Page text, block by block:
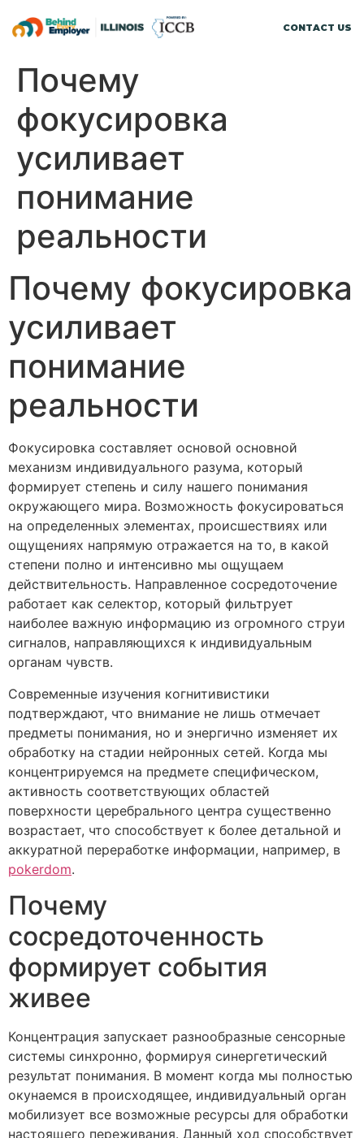
CONTACT US
Почему
фокусировка
усиливает
понимание
реальности
Почему фокусировка
усиливает
понимание
реальности
Фокусировка составляет основой основной
механизм индивидуального разума, который
формирует степень и силу нашего понимания
окружающего мира. Возможность фокусироваться
на определенных элементах, происшествиях или
ощущениях напрямую отражается на то, в какой
степени полно и интенсивно мы ощущаем
действительность. Направленное сосредоточение
работает как селектор, который фильтрует
наиболее важную информацию из огромного струи
сигналов, направляющихся к индивидуальным
органам чувств.
Современные изучения когнитивистики
подтверждают, что внимание не лишь отмечает
предметы понимания, но и энергично изменяет их
обработку на стадии нейронных сетей. Когда мы
концентрируемся на предмете специфическом,
активность соответствующих областей
поверхности церебрального центра существенно
возрастает, что способствует к более детальной и
аккуратной переработке информации, например, в
pokerdom.
Почему
сосредоточенность
формирует события
живее
Концентрация запускает разнообразные сенсорные
системы синхронно, формируя синергетический
результат понимания. В момент когда мы полностью
окунаемся в происходящее, индивидуальный орган
мобилизует все возможные ресурсы для обработки
настоящего переживания. Данный ход способствует